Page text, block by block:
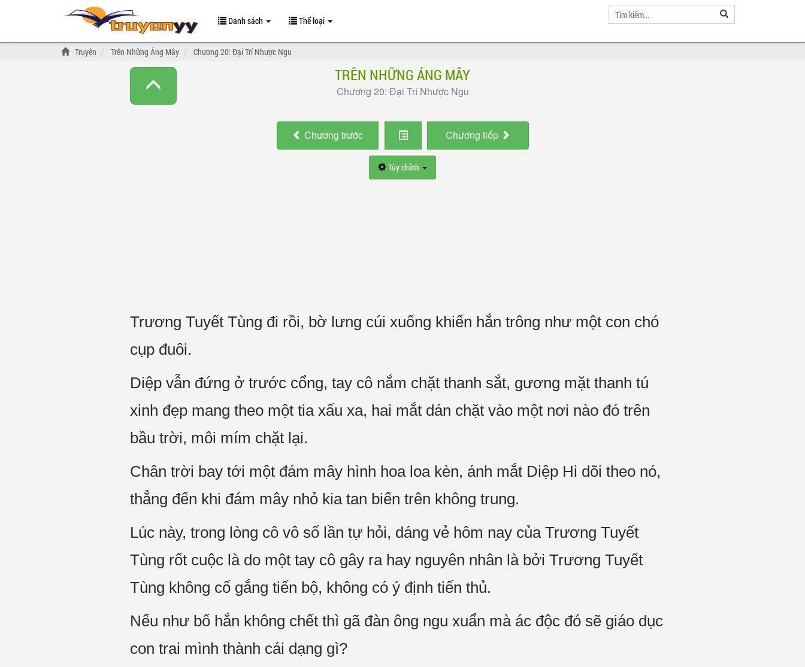
Danh sách Thể loại
Truyện Trên Những Áng Mây Chương 20: Đại Trí Nhược Ngu
TRÊN NHỮNG ÁNG MÂY
Chương 20: Đại Trí Nhược Ngu
Chương trước Chương tiếp
Tùy chỉnh
Trương Tuyết Tùng đi rồi, bờ lưng cúi xuống khiến hắn trông như một con chó
cụp đuôi.
Diệp vẫn đứng ở trước cổng, tay cô nắm chặt thanh sắt, gương mặt thanh tú
xinh đẹp mang theo một tia xấu xa, hai mắt dán chặt vào một nơi nào đó trên
bầu trời, môi mím chặt lại.
Chân trời bay tới một đám mây hình hoa loa kèn, ánh mắt Diệp Hi dõi theo nó,
thẳng đến khi đám mây nhỏ kia tan biến trên không trung.
Lúc này, trong lòng cô vô số lần tự hỏi, dáng vẻ hôm nay của Trương Tuyết
Tùng rốt cuộc là do một tay cô gây ra hay nguyên nhân là bởi Trương Tuyết
Tùng không cố gắng tiến bộ, không có ý định tiến thủ.
Nếu như bố hắn không chết thì gã đàn ông ngu xuẩn mà ác độc đó sẽ giáo dục
con trai mình thành cái dạng gì?